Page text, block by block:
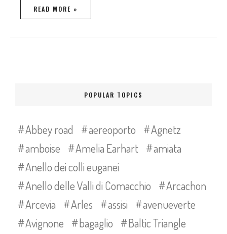
READ MORE »
POPULAR TOPICS
Abbey road aereoporto
Agnetz
amboise
Amelia Earhart
amiata
Anello dei colli euganei
Anello delle Valli di Comacchio
Arcachon
Arcevia
Arles assisi
avenueverte
Avignone
bagaglio
Baltic Triangle